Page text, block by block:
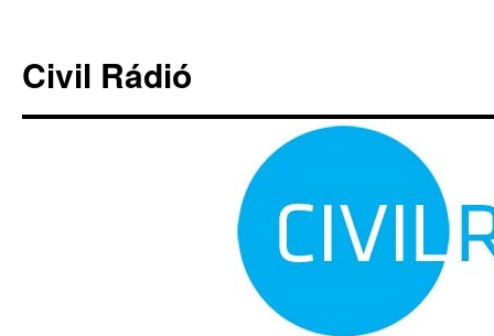
tartalomba
Civil Rádió